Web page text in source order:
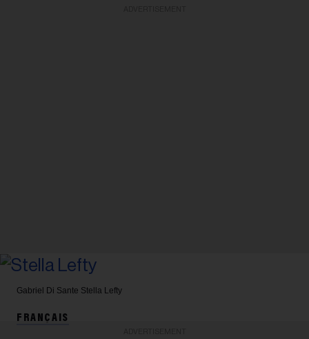
Gabriel Di Sante Stella Lefty
FRANÇAIS